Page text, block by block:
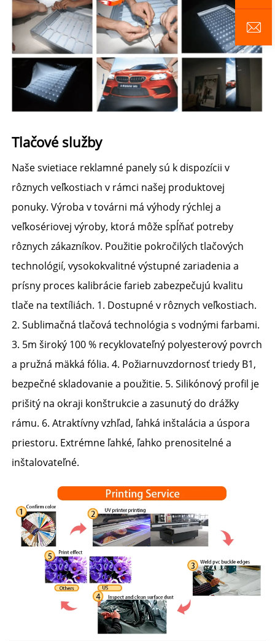
Tlačové služby
Naše svietiace reklamné panely sú k dispozícii v
rôznych veľkostiach v rámci našej produktovej
ponuky. Výroba v továrni má výhody rýchlej a
veľkosériovej výroby, ktorá môže spĺňať potreby
rôznych zákazníkov. Použitie pokročilých tlačových
technológií, vysokokvalitné výstupné zariadenia a
prísny proces kalibrácie farieb zabezpečujú kvalitu
tlače na textíliách. 1. Dostupné v rôznych veľkostiach.
2. Sublimačná tlačová technológia s vodnými farbami.
3. 5m široký 100 % recyklovateľný polyesterový povrch
a pružná mäkká fólia. 4. Požiarnuvzdornosť triedy B1,
bezpečné skladovanie a použitie. 5. Silikónový profil je
prišitý na okraji konštrukcie a zasunutý do drážky
rámu. 6. Atraktívny vzhľad, ľahká inštalácia a úspora
priestoru. Extrémne ľahké, ľahko prenositelné a
inštalovateľné.